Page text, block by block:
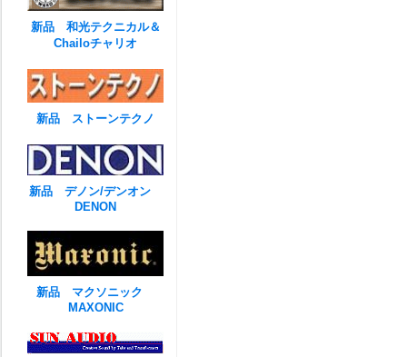
新品 和光テクニカル＆
Chailoチャリオ
新品 ストーンテクノ
新品 デノン/デンオン
DENON
新品 マクソニック
MAXONIC